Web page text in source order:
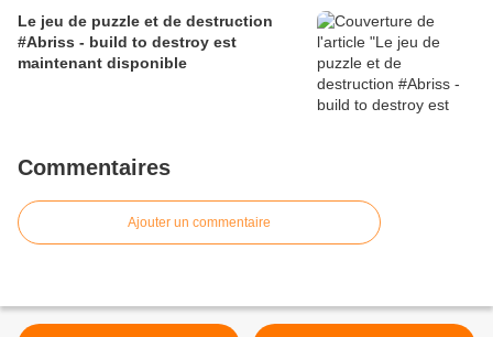
Le jeu de puzzle et de destruction
#Abriss - build to destroy est
maintenant disponible
Commentaires
Ajouter un commentaire